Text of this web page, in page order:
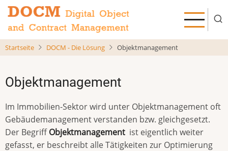
Direkt
zum
Inhalt
Startseite DOCM - Die Lösung Objektmanagement
Objektmanagement
Im Immobilien-Sektor wird unter Objektmanagement oft
Gebäudemanagement verstanden bzw. gleichgesetzt.
Der BegriffObjektmanagement ist eigentlich weiter
gefasst, er beschreibt alle Tätigkeiten zur Optimierung